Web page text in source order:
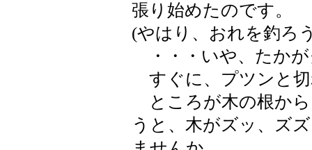
張り始めたのです。
(やはり、おれを釣ろ
・・・いや、たか
すぐに、プツンと
ところが木の根か
うと、木がズッ、ズ